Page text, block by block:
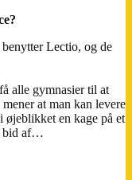
Lectio, og de
alle gymnasier til at
at man kan levere
øjeblikket en kage på et
bid af…